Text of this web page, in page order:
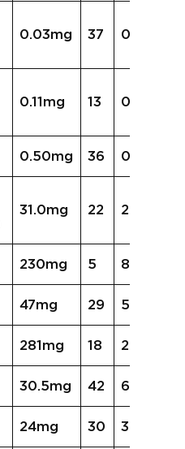
0.03mg 37 0.04mg
0.11mg 13 0.09mg
0.50mg 36 0.62mg
31.0mg 22 25.0mg
230mg 5 84mg
47mg 29 56mg
281mg 18 254mg
30.5mg 42 66.0mg
24mg 30 32mg